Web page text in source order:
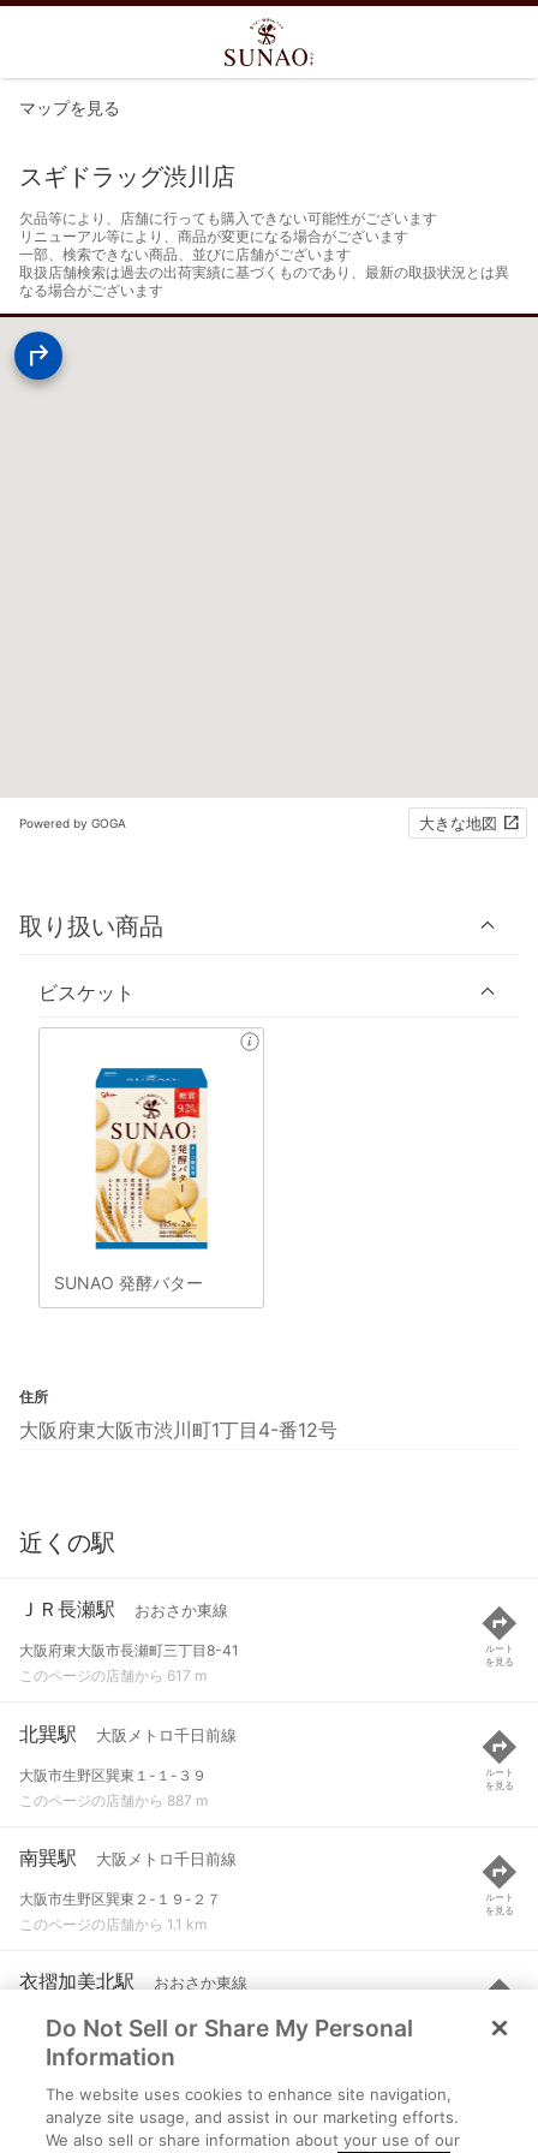
マップを見る
スギドラッグ渋川店
欠品等により、店舗に行っても購入できない可能性がございます
リニューアル等により、商品が変更になる場合がございます
一部、検索できない商品、並びに店舗がございます
取扱店舗検索は過去の出荷実績に基づくものであり、最新の取扱状況とは異
なる場合がございます
Powered by GOGA 大きな地図
取り扱い商品
ビスケット
SUNAO 発酵バター
住所
大阪府東大阪市渋川町1丁目4-番12号
近くの駅
ＪＲ長瀬駅 おおさか東線
大阪府東大阪市長瀬町三丁目8-41
このページの店舗から 617 m
ルート
を見る
北巽駅 大阪メトロ千日前線
大阪市生野区巽東１-１-３９
このページの店舗から 887 m
ルート
を見る
南巽駅 大阪メトロ千日前線
大阪市生野区巽東２-１９-２７
このページの店舗から 1.1 km
ルート
を見る
衣摺加美北駅 おおさか東線
大阪府東大阪市衣摺6丁目11番13号
このページの店舗から 1.2 km
ルート
を見る
俊徳道駅 近鉄大阪線
東大阪市荒川２-７０
Do Not Sell or Share My Personal
Information
The website uses cookies to enhance site navigation,
analyze site usage, and assist in our marketing efforts.
We also sell or share information about your use of our